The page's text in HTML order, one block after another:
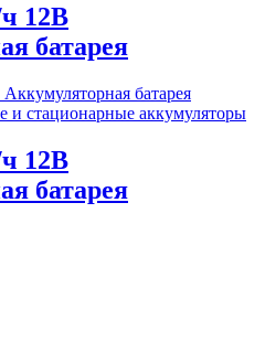
12В
батарея
и стационарные аккумуляторы
12В
батарея